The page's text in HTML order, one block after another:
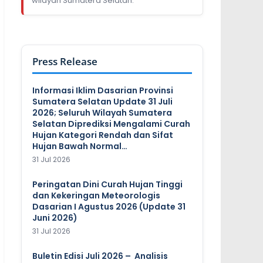
Press Release
Informasi Iklim Dasarian Provinsi
Sumatera Selatan Update 31 Juli
2026; Seluruh Wilayah Sumatera
Selatan Diprediksi Mengalami Curah
Hujan Kategori Rendah dan Sifat
Hujan Bawah Normal…
31 Jul 2026
Peringatan Dini Curah Hujan Tinggi
dan Kekeringan Meteorologis
Dasarian I Agustus 2026 (Update 31
Juni 2026)
31 Jul 2026
Buletin Edisi Juli 2026 – Analisis